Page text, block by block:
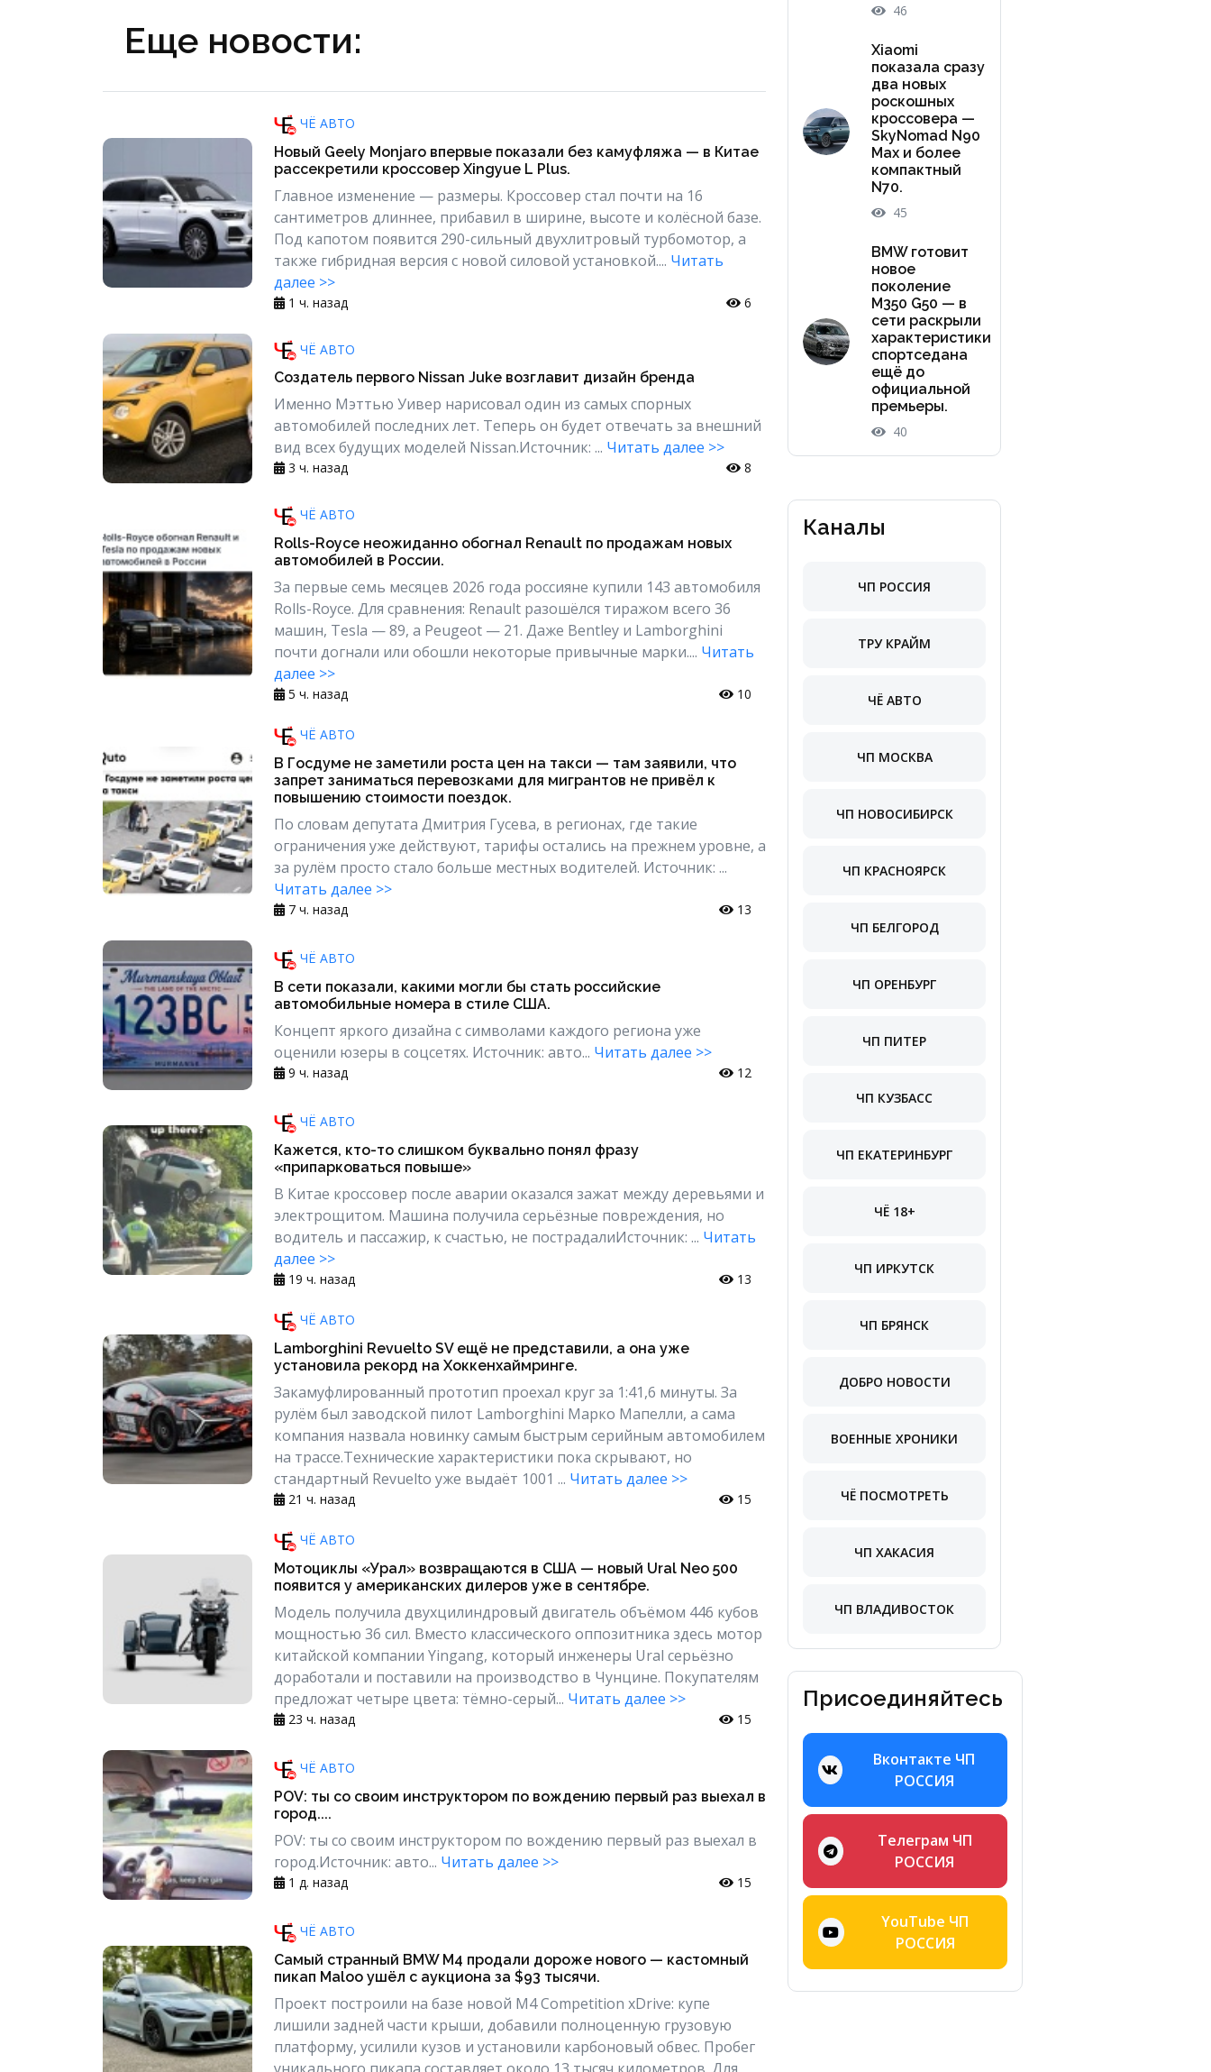
Еще новости:
ЧЁ АВТО
Новый Geely Monjaro впервые показали без камуфляжа — в Китае
рассекретили кроссовер Xingyue L Plus.
Главное изменение — размеры. Кроссовер стал почти на 16
сантиметров длиннее, прибавил в ширине, высоте и колёсной базе.
Под капотом появится 290-сильный двухлитровый турбомотор, а
также гибридная версия с новой силовой установкой.... Читать
далее >>
1 ч. назад 6
ЧЁ АВТО
Создатель первого Nissan Juke возглавит дизайн бренда
Именно Мэттью Уивер нарисовал один из самых спорных
автомобилей последних лет. Теперь он будет отвечать за внешний
вид всех будущих моделей Nissan.Источник: ... Читать далее >>
3 ч. назад 8
ЧЁ АВТО
Rolls-Royce неожиданно обогнал Renault по продажам новых
автомобилей в России.
За первые семь месяцев 2026 года россияне купили 143 автомобиля
Rolls-Royce. Для сравнения: Renault разошёлся тиражом всего 36
машин, Tesla — 89, а Peugeot — 21. Даже Bentley и Lamborghini
почти догнали или обошли некоторые привычные марки.... Читать
далее >>
5 ч. назад 10
ЧЁ АВТО
В Госдуме не заметили роста цен на такси — там заявили, что
запрет заниматься перевозками для мигрантов не привёл к
повышению стоимости поездок.
По словам депутата Дмитрия Гусева, в регионах, где такие
ограничения уже действуют, тарифы остались на прежнем уровне, а
за рулём просто стало больше местных водителей. Источник: ...
Читать далее >>
7 ч. назад 13
ЧЁ АВТО
В сети показали, какими могли бы стать российские
автомобильные номера в стиле США.
Концепт яркого дизайна с символами каждого региона уже
оценили юзеры в соцсетях. Источник: авто... Читать далее >>
9 ч. назад 12
ЧЁ АВТО
Кажется, кто-то слишком буквально понял фразу
«припарковаться повыше»
В Китае кроссовер после аварии оказался зажат между деревьями и
электрощитом. Машина получила серьёзные повреждения, но
водитель и пассажир, к счастью, не пострадалиИсточник: ... Читать
далее >>
19 ч. назад 13
ЧЁ АВТО
Lamborghini Revuelto SV ещё не представили, а она уже
установила рекорд на Хоккенхаймринге.
Закамуфлированный прототип проехал круг за 1:41,6 минуты. За
рулём был заводской пилот Lamborghini Марко Мапелли, а сама
компания назвала новинку самым быстрым серийным автомобилем
на трассе.Технические характеристики пока скрывают, но
стандартный Revuelto уже выдаёт 1001 ... Читать далее >>
21 ч. назад 15
ЧЁ АВТО
Мотоциклы «Урал» возвращаются в США — новый Ural Neo 500
появится у американских дилеров уже в сентябре.
Модель получила двухцилиндровый двигатель объёмом 446 кубов
мощностью 36 сил. Вместо классического оппозитника здесь мотор
китайской компании Yingang, который инженеры Ural серьёзно
доработали и поставили на производство в Чунцине. Покупателям
предложат четыре цвета: тёмно-серый... Читать далее >>
23 ч. назад 15
ЧЁ АВТО
POV: ты со своим инструктором по вождению первый раз выехал в
город....
POV: ты со своим инструктором по вождению первый раз выехал в
город.Источник: авто... Читать далее >>
1 д. назад 15
ЧЁ АВТО
Самый странный BMW M4 продали дороже нового — кастомный
пикап Maloo ушёл с аукциона за $93 тысячи.
Проект построили на базе новой M4 Competition xDrive: купе
лишили задней части крыши, добавили полноценную грузовую
платформу, усилили кузов и установили карбоновый обвес. Пробег
46
Xiaomi
показала сразу
два новых
роскошных
кроссовера —
SkyNomad N90
Max и более
компактный
N70.
45
BMW готовит
новое
поколение
M350 G50 — в
сети раскрыли
характеристики
спортседана
ещё до
официальной
премьеры.
40
Каналы
ЧП РОССИЯ
ТРУ КРАЙМ
ЧЁ АВТО
ЧП МОСКВА
ЧП НОВОСИБИРСК
ЧП КРАСНОЯРСК
ЧП БЕЛГОРОД
ЧП ОРЕНБУРГ
ЧП ПИТЕР
ЧП КУЗБАСС
ЧП ЕКАТЕРИНБУРГ
ЧЁ 18+
ЧП ИРКУТСК
ЧП БРЯНСК
ДОБРО НОВОСТИ
ВОЕННЫЕ ХРОНИКИ
ЧЁ ПОСМОТРЕТЬ
ЧП ХАКАСИЯ
ЧП ВЛАДИВОСТОК
Присоединяйтесь
Вконтакте ЧП
РОССИЯ
Телеграм ЧП
РОССИЯ
YouTube ЧП
РОССИЯ